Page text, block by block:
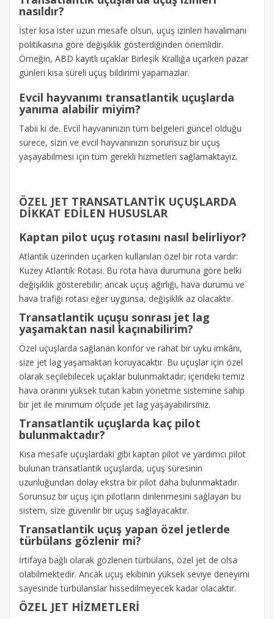
nasıldır?
İster kısa ister uzun mesafe olsun, uçuş izinleri havalimanı
politikasına göre değişiklik gösterdiğinden önemlidir.
Örneğin, ABD kayıtlı uçaklar Birleşik Krallığa uçarken pazar
günleri kısa süreli uçuş bildirimi yapamazlar.
Evcil hayvanımı transatlantik uçuşlarda
yanıma alabilir miyim?
Tabii ki de. Evcil hayvanınızın tüm belgeleri güncel olduğu
sürece, sizin ve evcil hayvanınızın sorunsuz bir uçuş
yaşayabilmesi için tüm gerekli hizmetleri sağlamaktayız.
ÖZEL JET TRANSATLANTİK UÇUŞLARDA
DİKKAT EDİLEN HUSUSLAR
Kaptan pilot uçuş rotasını nasıl belirliyor?
Atlantik üzerinden uçarken kullanılan özel bir rota vardır:
Kuzey Atlantik Rotası. Bu rota hava durumuna göre belki
değişiklik gösterebilir; ancak uçuş ağırlığı, hava durumu ve
hava trafiği rotası eğer uygunsa, değişiklik az olacaktır.
Transatlantik uçuşu sonrası jet lag
yaşamaktan nasıl kaçınabilirim?
Özel uçuşlarda sağlanan konfor ve rahat bir uyku imkânı,
size jet lag yaşamaktan koruyacaktır. Bu uçuşlar için özel
olarak seçilebilecek uçaklar bulunmaktadır; içerideki temiz
hava oranını yüksek tutan kabin yönetme sistemine sahip
bir jet ile minimum ölçüde jet lag yaşayabilirsiniz.
Transatlantik uçuşlarda kaç pilot
bulunmaktadır?
Kısa mesafe uçuşlardaki gibi kaptan pilot ve yardımcı pilot
bulunan transatlantik uçuşlarda, uçuş süresinin
uzunluğundan dolay ekstra bir pilot daha bulunmaktadır.
Sorunsuz bir uçuş için pilotların dinlenmesini sağlayan bu
sistem, size güvenilir bir uçuş sağlayacaktır.
Transatlantik uçuş yapan özel jetlerde
türbülans gözlenir mi?
İrtifaya bağlı olarak gözlenen türbülans, özel jet de olsa
olabilmektedir. Ancak uçuş ekibinin yüksek seviye deneyimi
sayesinde türbülanslar hissedilmeyecek kadar olacaktır.
ÖZEL JET HİZMETLERİ